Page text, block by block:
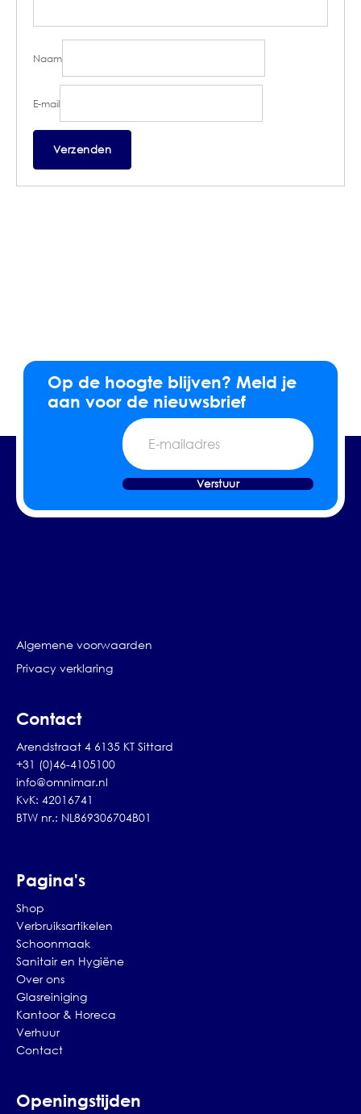
Naam
E-mail
Op de hoogte blijven? Meld je
aan voor de nieuwsbrief
E-
mailadres
Verstuur
Algemene voorwaarden
Privacy verklaring
Contact
Arendstraat 4 6135 KT Sittard
+31 (0)46-4105100
info@omnimar.nl
KvK: 42016741
BTW nr.: NL869306704B01
Pagina's
Shop
Verbruiksartikelen
Schoonmaak
Sanitair en Hygiëne
Over ons
Glasreiniging
Kantoor & Horeca
Verhuur
Contact
Openingstijden